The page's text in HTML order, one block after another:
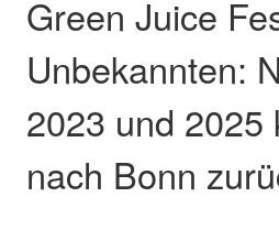
Green Juice
Unbekannten:
2023 und
nach Bonn